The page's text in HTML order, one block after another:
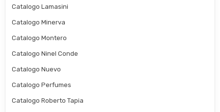
Catalogo Lamasini
Catalogo Minerva
Catalogo Montero
Catalogo Ninel Conde
Catalogo Nuevo
Catalogo Perfumes
Catalogo Roberto Tapia